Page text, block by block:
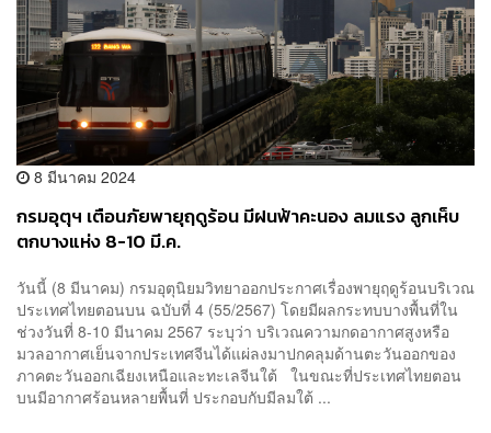
8 มีนาคม 2024
กรมอุตุฯ เตือนภัยพายุฤดูร้อน มีฝนฟ้าคะนอง ลมแรง ลูกเห็บ
ตกบางแห่ง 8-10 มี.ค.
วันนี้ (8 มีนาคม) กรมอุตุนิยมวิทยาออกประกาศเรื่องพายุฤดูร้อนบริเวณ
ประเทศไทยตอนบน ฉบับที่ 4 (55/2567) โดยมีผลกระทบบางพื้นที่ใน
ช่วงวันที่ 8-10 มีนาคม 2567 ระบุว่า บริเวณความกดอากาศสูงหรือ
มวลอากาศเย็นจากประเทศจีนได้แผ่ลงมาปกคลุมด้านตะวันออกของ
ภาคตะวันออกเฉียงเหนือและทะเลจีนใต้ ในขณะที่ประเทศไทยตอน
บนมีอากาศร้อนหลายพื้นที่ ประกอบกับมีลมใต้ ...